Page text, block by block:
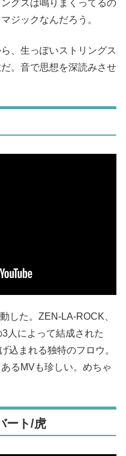
グスは鳴りまくってるの
ジックなんだろう。
、生っぽいストリングス
。音で思想を深読みさせ
した。ZEN-LA-ROCK、
人によって結成された
込まれる独特のフロウ。
るMVも珍しい。めちゃ
ート/虎